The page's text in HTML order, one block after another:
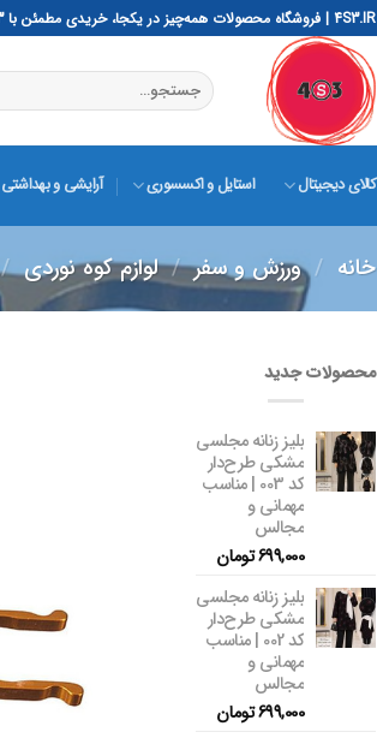
4S3.IR | فروشگاه محصولات همه‌چیز در یکجا، خریدی مطمئن با 4S3 – ساده، هوشمند، سریع و ایمن
جستجو
برای:
کالای دیجیتال استایل و اکسسوری آرایشی و بهداشتی
خانه / ورزش و سفر / لوازم کوه نوردی /
محصولات جدید
بلیز زنانه مجلسی
مشکی طرح‌دار
کد 003 | مناسب
مهمانی و
مجالس
699,000تومان
بلیز زنانه مجلسی
مشکی طرح‌دار
کد 002 | مناسب
مهمانی و
مجالس
699,000تومان